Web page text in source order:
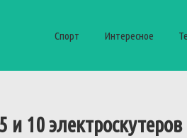
Спорт Интересное
и 10электроскутеров